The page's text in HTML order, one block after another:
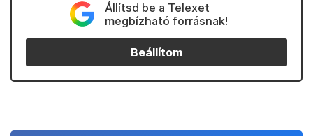
Állítsd be a Telexet
megbízható forrásnak!
Beállítom